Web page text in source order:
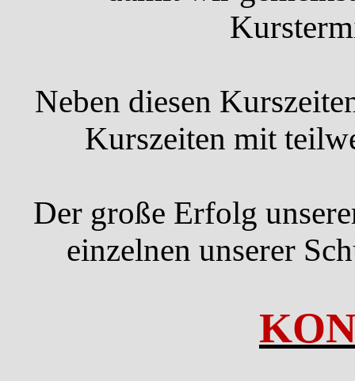
Neben diesen
Kurszeiten mit
Der große Erfolg
einzelnen unserer